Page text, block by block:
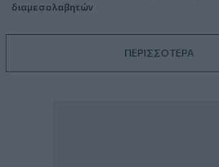
διαμεσολαβητών
ΠΕΡΙΣΣΟΤΕΡΑ